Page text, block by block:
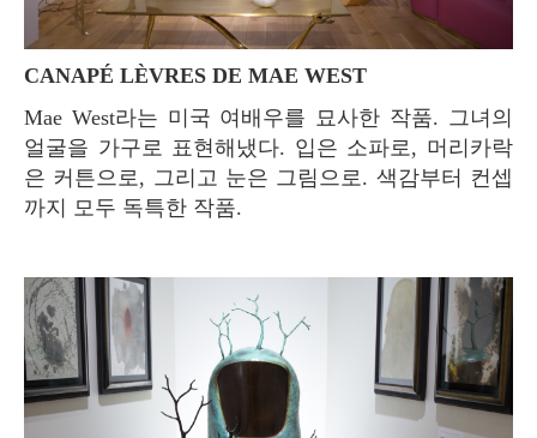
CANAPÉ LÈVRES DE MAE WEST
Mae West라는 미국 여배우를 묘사한 작품. 그녀의
얼굴을 가구로 표현해냈다. 입은 소파로, 머리카락
은 커튼으로, 그리고 눈은 그림으로. 색감부터 컨셉
까지 모두 독특한 작품.